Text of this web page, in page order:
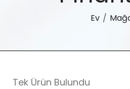
Ev
Tek Ürün Bulundu